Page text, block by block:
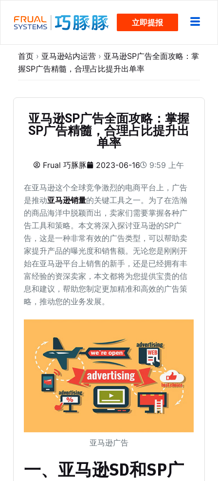
过
立即提报
首页 › 亚马逊站内运营 › 亚马逊SP广告全面攻略：掌
握SP广告精髓，合理占比提升出单率
亚马逊SP广告全面攻略：掌握
SP广告精髓，合理占比提升出
单率
Frual 巧豚豚 2023-06-16 9:59 上午
在亚马逊这个全球竞争激烈的电商平台上，广告
是推动亚马逊销量的关键工具之一。为了在浩瀚
的商品海洋中脱颖而出，卖家们需要掌握各种广
告工具和策略。本文将深入探讨亚马逊的SP广
告，这是一种非常有效的广告类型，可以帮助卖
家提升产品的曝光度和销售额。无论您是刚刚开
始在亚马逊平台上销售的新手，还是已经拥有丰
富经验的资深卖家，本文都将为您提供宝贵的信
息和建议，帮助您制定更加精准和高效的广告策
略，推动您的业务发展。
亚马逊广告
一、亚马逊SD和SP广